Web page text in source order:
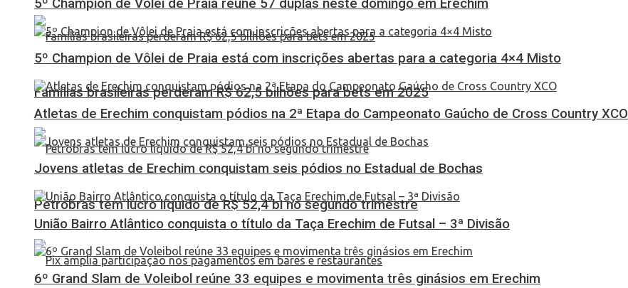
Famílias brasileiras perderam R$ 62,5 bilhões para bets em 2025
Petrobras tem lucro líquido de R$ 52,4 bi no segundo trimestre
5º Champion de Vôlei de Praia reúne 57 duplas neste domingo em Erechim
5º Champion de Vôlei de Praia está com inscrições abertas para a categoria 4×4 Misto
Atletas de Erechim conquistam pódios na 2ª Etapa do Campeonato Gaúcho de Cross Country XCO
Jovens atletas de Erechim conquistam seis pódios no Estadual de Bochas
União Bairro Atlântico conquista o título da Taça Erechim de Futsal – 3ª Divisão
6º Grand Slam de Voleibol reúne 33 equipes e movimenta três ginásios em Erechim